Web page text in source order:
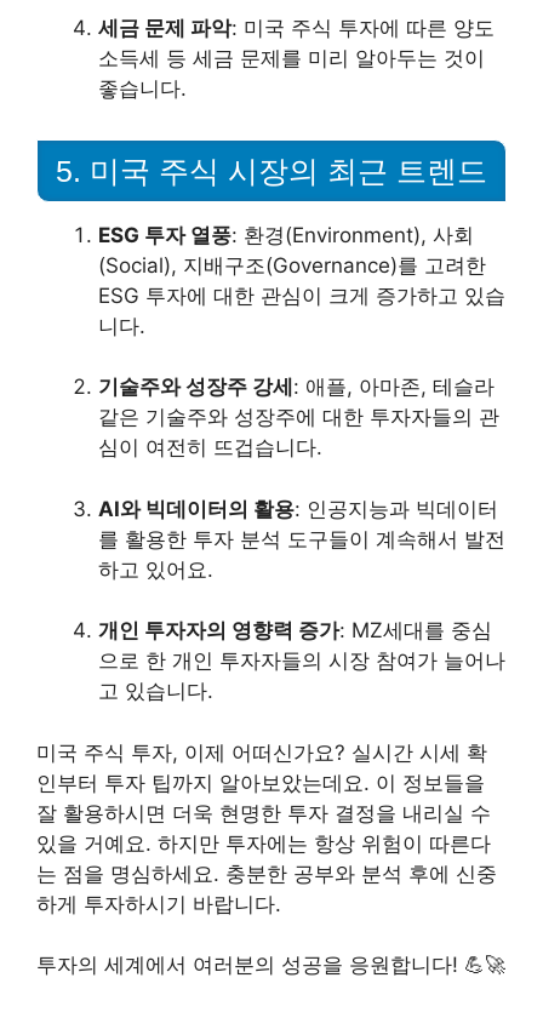
세금 문제 파악: 미국 주식 투자에 따른 양도
소득세 등 세금 문제를 미리 알아두는 것이
좋습니다.
5. 미국 주식 시장의 최근 트렌드
ESG 투자 열풍: 환경(Environment), 사회
(Social), 지배구조(Governance)를 고려한
ESG 투자에 대한 관심이 크게 증가하고 있습
니다.
기술주와 성장주 강세 : 애플, 아마존, 테슬라
같은 기술주와 성장주에 대한 투자자들의 관
심이 여전히 뜨겁습니다.
AI와 빅데이터의 활용: 인공지능과 빅데이터
를 활용한 투자 분석 도구들이 계속해서 발전
하고 있어요.
개인 투자자의 영향력 증가: MZ세대를 중심
으로 한 개인 투자자들의 시장 참여가 늘어나
고 있습니다.
미국 주식 투자, 이제 어떠신가요? 실시간 시세 확
인부터 투자 팁까지 알아보았는데요. 이 정보들을
잘 활용하시면 더욱 현명한 투자 결정을 내리실 수
있을 거예요. 하지만 투자에는 항상 위험이 따른다
는 점을 명심하세요. 충분한 공부와 분석 후에 신중
하게 투자하시기 바랍니다.
투자의 세계에서 여러분의 성공을 응원합니다! 💪🚀